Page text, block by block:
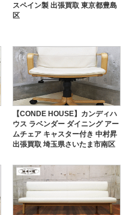
スペイン製 出張買取 東京都豊島
区
【CONDE HOUSE】カンディハ
ウス ラベンダー ダイニング アー
ムチェア キャスター付き 中村昇
出張買取 埼玉県さいたま市南区